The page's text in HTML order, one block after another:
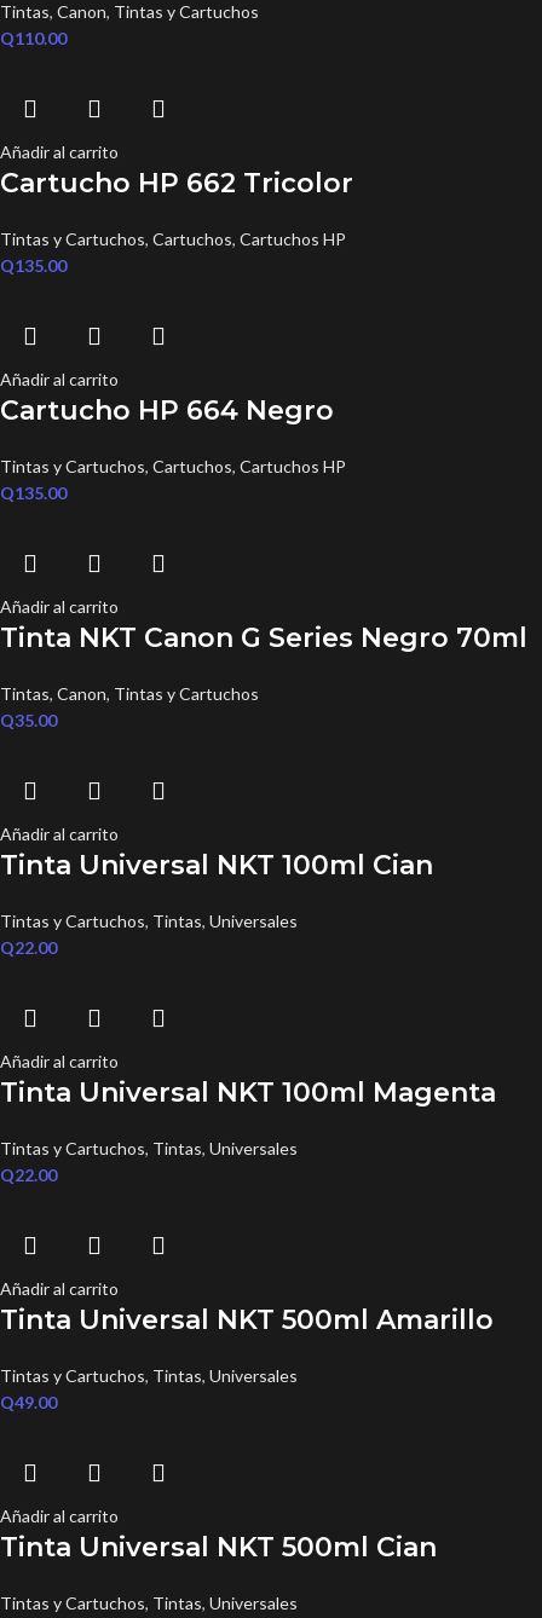
Tintas, Canon, Tintas y Cartuchos
Q110.00
Añadir al carrito
Cartucho HP 662 Tricolor
Tintas y Cartuchos, Cartuchos, Cartuchos HP
Q135.00
Añadir al carrito
Cartucho HP 664 Negro
Tintas y Cartuchos, Cartuchos, Cartuchos HP
Q135.00
Añadir al carrito
Tinta NKT Canon G Series Negro 70ml
Tintas, Canon, Tintas y Cartuchos
Q35.00
Añadir al carrito
Tinta Universal NKT 100ml Cian
Tintas y Cartuchos, Tintas, Universales
Q22.00
Añadir al carrito
Tinta Universal NKT 100ml Magenta
Tintas y Cartuchos, Tintas, Universales
Q22.00
Añadir al carrito
Tinta Universal NKT 500ml Amarillo
Tintas y Cartuchos, Tintas, Universales
Q49.00
Añadir al carrito
Tinta Universal NKT 500ml Cian
Tintas y Cartuchos, Tintas, Universales